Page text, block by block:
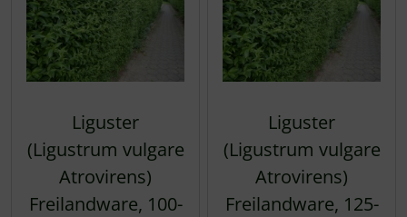
Liguster
(Ligustrum vulgare
Atrovirens)
Freilandware, 100-
Liguster
(Ligustrum vulgare
Atrovirens)
Freilandware, 125-